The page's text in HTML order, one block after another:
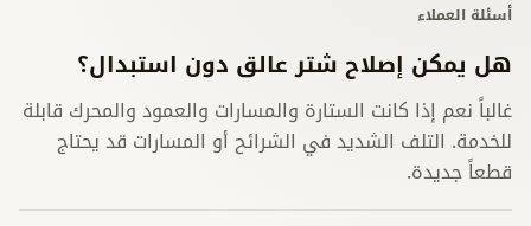
أسئلة العملاء
هل يمكن إصلاح شتر عالق دون استبدال؟
غالباً نعم إذا كانت الستارة والمسارات والعمود والمحرك قابلة
للخدمة. التلف الشديد في الشرائح أو المسارات قد يحتاج
قطعاً جديدة.